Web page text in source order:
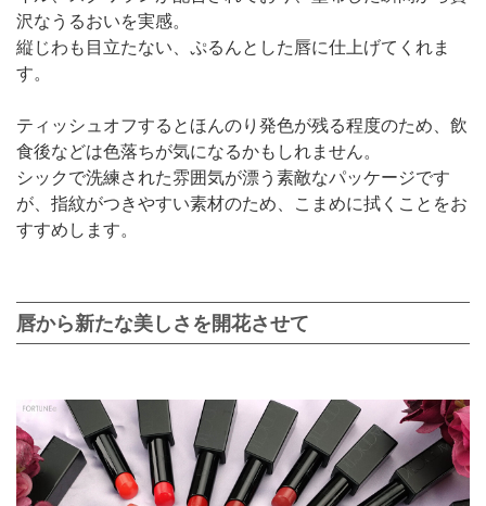
沢なうるおいを実感。
縦じわも目立たない、ぷるんとした唇に仕上げてくれま
す。
ティッシュオフするとほんのり発色が残る程度のため、飲
食後などは色落ちが気になるかもしれません。
シックで洗練された雰囲気が漂う素敵なパッケージです
が、指紋がつきやすい素材のため、こまめに拭くことをお
すすめします。
唇から新たな美しさを開花させて